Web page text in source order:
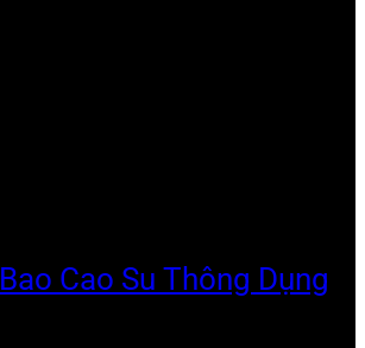
Bao Cao Su Thông Dụng